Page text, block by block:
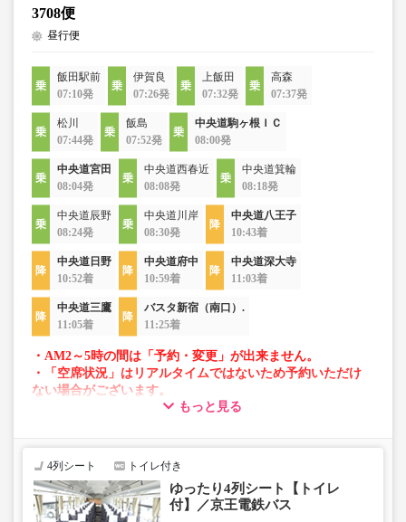
3708便
昼行便
飯田駅前
07:10発
伊賀良
07:26発
上飯田
07:32発
高森
07:37発
松川
07:44発
飯島
07:52発
中央道駒ヶ根ＩＣ
08:00発
中央道宮田
08:04発
中央道西春近
08:08発
中央道箕輪
08:18発
中央道辰野
08:24発
中央道川岸
08:30発
中央道八王子
10:43着
中央道日野
10:52着
中央道府中
10:59着
中央道深大寺
11:03着
中央道三鷹
11:05着
バスタ新宿（南口）.
11:25着
・AM2～5時の間は「予約・変更」が出来ません。
・「空席状況」はリアルタイムではないため予約いただけ
ない場合がございます。
・車両は予告なく変更となる場合がございます。これに伴
で、あらかじめご了承ください。
もっと見る
4列シート トイレ付き
ゆったり4列シート【トイレ
付】／京王電鉄バス